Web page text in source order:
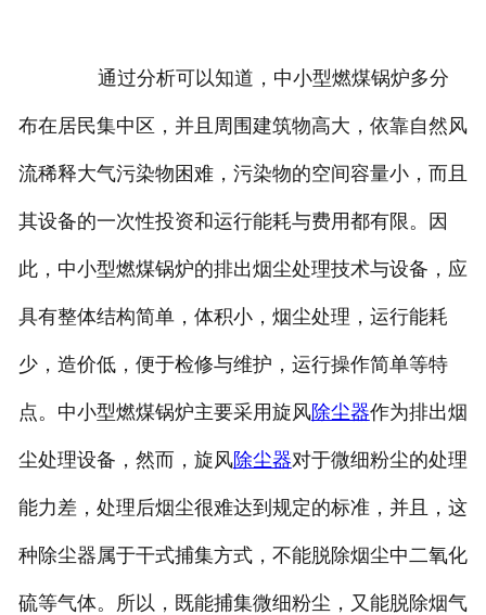
通过分析可以知道，中小型燃煤锅炉多分
布在居民集中区，并且周围建筑物高大，依靠自然风
流稀释大气污染物困难，污染物的空间容量小，而且
其设备的一次性投资和运行能耗与费用都有限。因
此，中小型燃煤锅炉的排出烟尘处理技术与设备，应
具有整体结构简单，体积小，烟尘处理，运行能耗
少，造价低，便于检修与维护，运行操作简单等特
点。中小型燃煤锅炉主要采用旋风除尘器作为排出烟
尘处理设备，然而，旋风除尘器对于微细粉尘的处理
能力差，处理后烟尘很难达到规定的标准，并且，这
种除尘器属于干式捕集方式，不能脱除烟尘中二氧化
硫等气体。所以，既能捕集微细粉尘，又能脱除烟气